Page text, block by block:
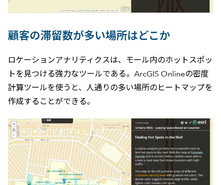
顧客の滞留数が多い場所はどこか
ロケーションアナリティクスは、モール内のホットスポッ
トを見つける強力なツールである。ArcGIS Onlineの密度
計算ツールを使うと、人通りの多い場所のヒートマップを
作成することができる。